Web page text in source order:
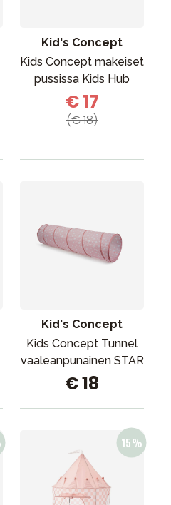
Kid's Concept
Kids Concept makeiset
pussissa Kids Hub
€ 17
(€ 18)
Kid's Concept
Kids Concept Tunnel
vaaleanpunainen STAR
€ 18